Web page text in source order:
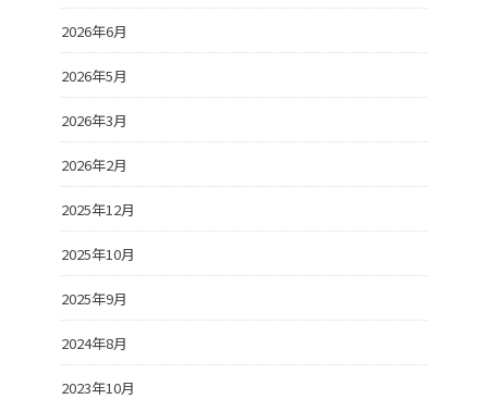
2026年6月
2026年5月
2026年3月
2026年2月
2025年12月
2025年10月
2025年9月
2024年8月
2023年10月